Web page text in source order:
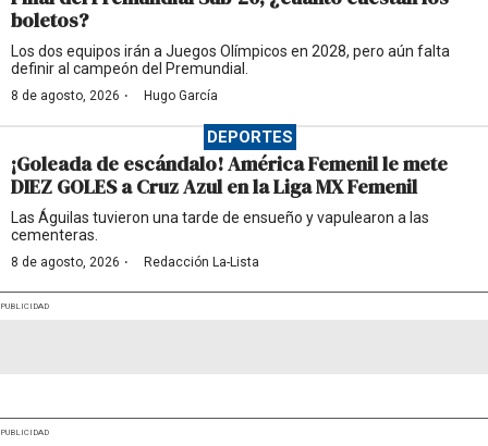
boletos?
Los dos equipos irán a Juegos Olímpicos en 2028, pero aún falta
definir al campeón del Premundial.
8 de agosto, 2026 · Hugo García
DEPORTES
¡Goleada de escándalo! América Femenil le mete
DIEZ GOLES a Cruz Azul en la Liga MX Femenil
Las Águilas tuvieron una tarde de ensueño y vapulearon a las
cementeras.
8 de agosto, 2026 · Redacción La-Lista
PUBLICIDAD
PUBLICIDAD